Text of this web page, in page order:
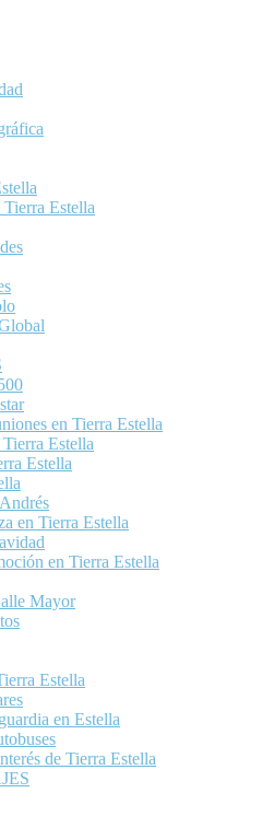
Estella
en Tierra Estella
Estella
Estella
en Tierra Estella
en Tierra Estella
Mayor
Estella
en Estella
de Tierra Estella